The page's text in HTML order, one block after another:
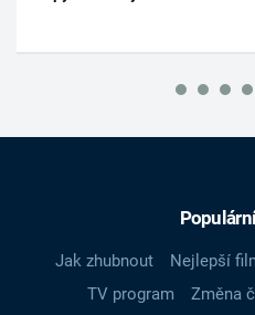
Jak zhubnout Nejlepší
TV program
Změna